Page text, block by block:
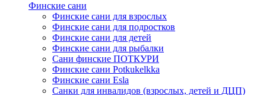
Финские сани
Финские сани для взрослых
Финские сани для подростков
Финские сани для детей
Финские сани для рыбалки
Сани финские ПОТКУРИ
Финские сани Potkukelkka
Финские сани Esla
Санки для инвалидов (взрослых, детей и ДЦП)